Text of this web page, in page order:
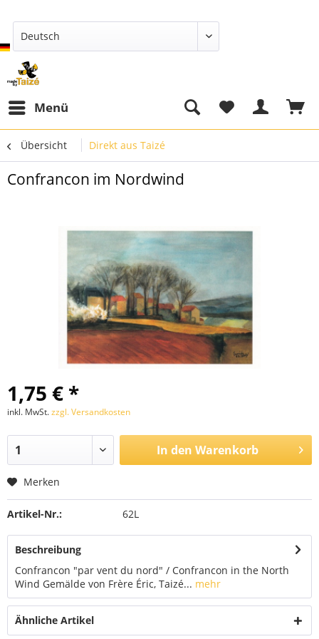
Deutsch
Menü
Übersicht Direkt aus Taizé
Confrancon im Nordwind
1,75 € *
inkl. MwSt.zzgl. Versandkosten
In den Warenkorb
Merken
Artikel-Nr.: 62L
Beschreibung
Confrancon "par vent du nord" / Confrancon in the North
Wind Gemälde von Frère Éric, Taizé... mehr
Ähnliche Artikel